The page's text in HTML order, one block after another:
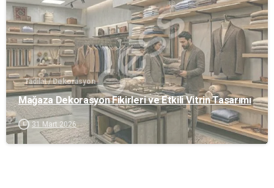
Tadilat / Dekorasyon
Mağaza Dekorasyon Fikirleri ve Etkili Vitrin Tasarımı
31 Mart 2026